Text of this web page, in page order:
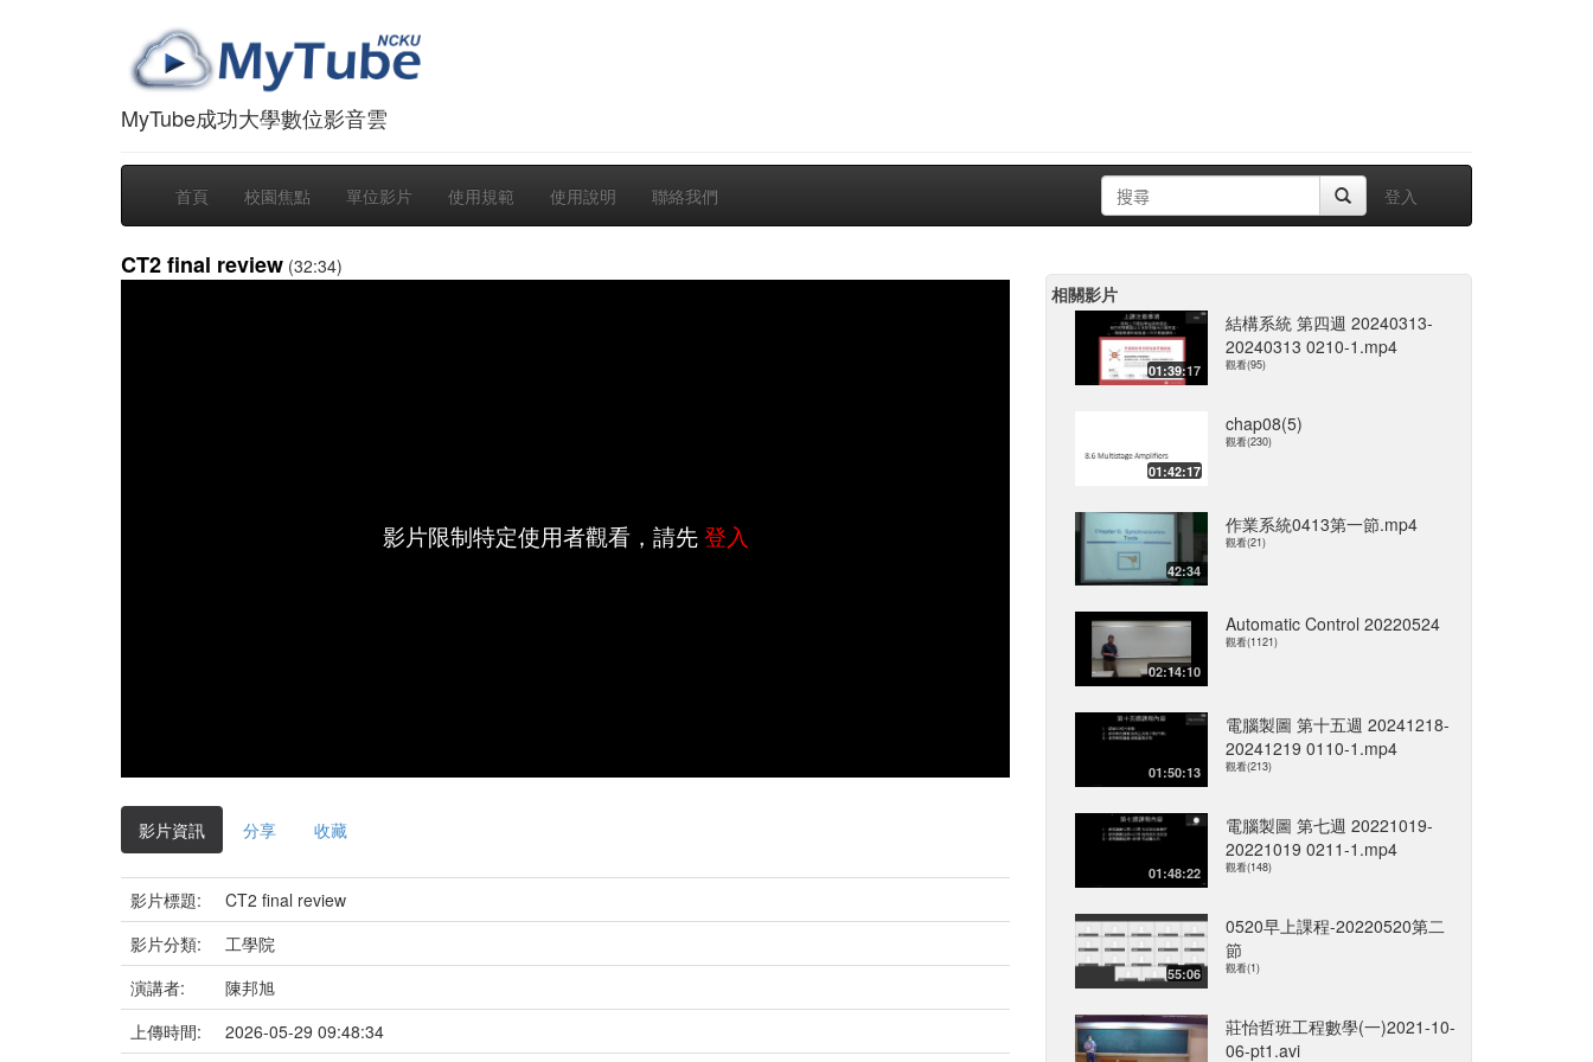
MyTube成功大學數位影音雲
首頁 校園焦點 單位影片 使用規範 使用說明 聯絡我們 登入
CT2 final review (32:34)
影片限制特定使用者觀看，請先登入
影片資訊 分享 收藏
影片標題:
CT2 final review
影片分類:
工學院
演講者:
陳邦旭
上傳時間:
2026-05-29 09:48:34
相關影片
01:39:17
結構系統 第四週 20240313-
20240313 0210-1.mp4
觀看(95)
01:42:17
chap08(5)
觀看(230)
42:34
作業系統0413第一節.mp4
觀看(21)
02:14:10
Automatic Control 20220524
觀看(1121)
01:50:13
電腦製圖 第十五週 20241218-
20241219 0110-1.mp4
觀看(213)
01:48:22
電腦製圖 第七週 20221019-
20221019 0211-1.mp4
觀看(148)
55:06
0520早上課程-20220520第二
節
觀看(1)
莊怡哲班工程數學(一)2021-10-
06-pt1.avi